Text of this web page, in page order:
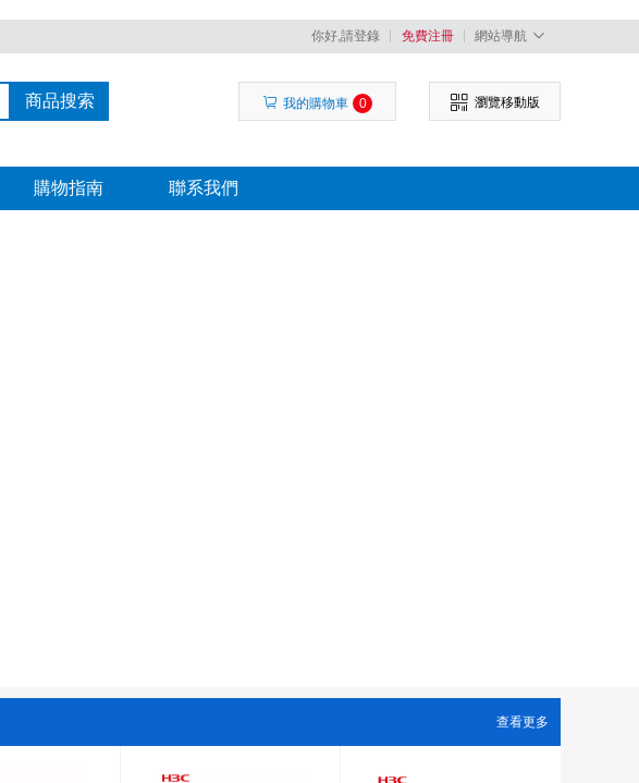
你好,請登錄 免費注冊 網站導航
商品搜索 我的購物車 0 瀏覽移動版
購物指南 聯系我們
查看更多